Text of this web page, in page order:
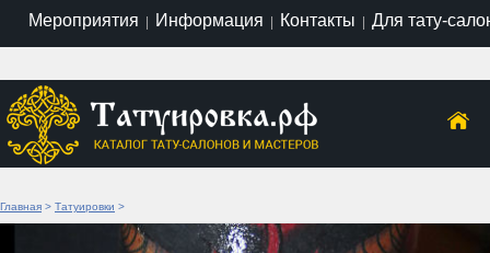
Мероприятия | Информация | Контакты | Для тату-
Главная > Татуировки >